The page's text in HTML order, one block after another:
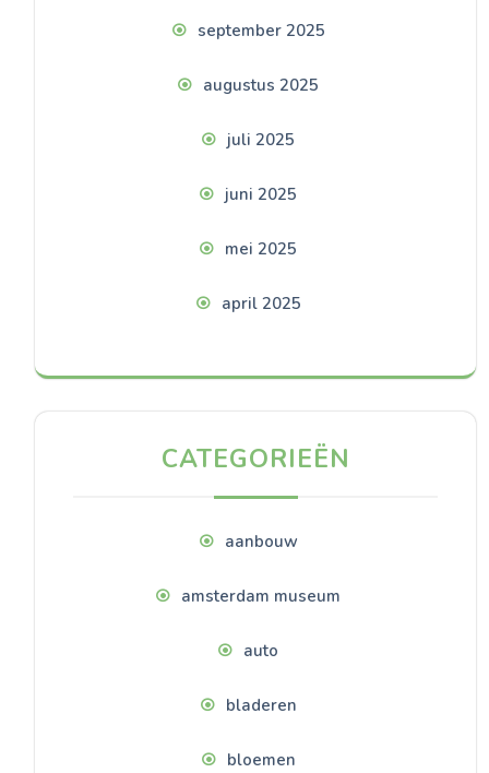
september 2025
augustus 2025
juli 2025
juni 2025
mei 2025
april 2025
CATEGORIEËN
aanbouw
amsterdam museum
auto
bladeren
bloemen